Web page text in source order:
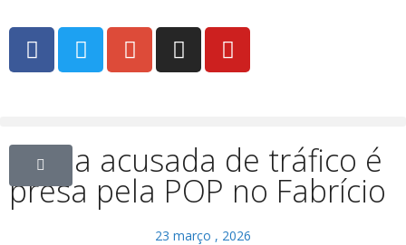
Dupla acusada de tráfico é
presa pela POP no Fabrício
23 março , 2026